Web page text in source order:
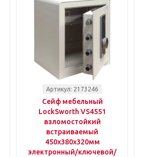
Артикул: 2173246
Сейф мебельный
LockSworth VS4551
взломостойкий
встраиваемый
450x380x320мм
электронный/ключевой/